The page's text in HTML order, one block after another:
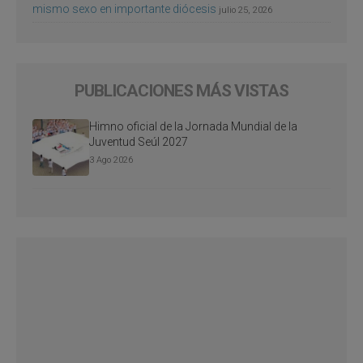
mismo sexo en importante diócesis julio 25, 2026
PUBLICACIONES MÁS VISTAS
Himno oficial de la Jornada Mundial de la
Juventud Seúl 2027
3 Ago 2026